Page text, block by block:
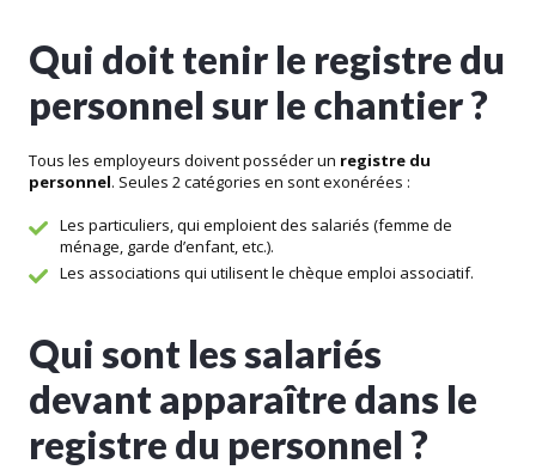
Qui doit tenir le registre du
personnel sur le chantier ?
Tous les employeurs doivent posséder un registre du
personnel. Seules 2 catégories en sont exonérées :
Les particuliers, qui emploient des salariés (femme de
ménage, garde d’enfant, etc.).
Les associations qui utilisent le chèque emploi associatif.
Qui sont les salariés
devant apparaître dans le
registre du personnel ?